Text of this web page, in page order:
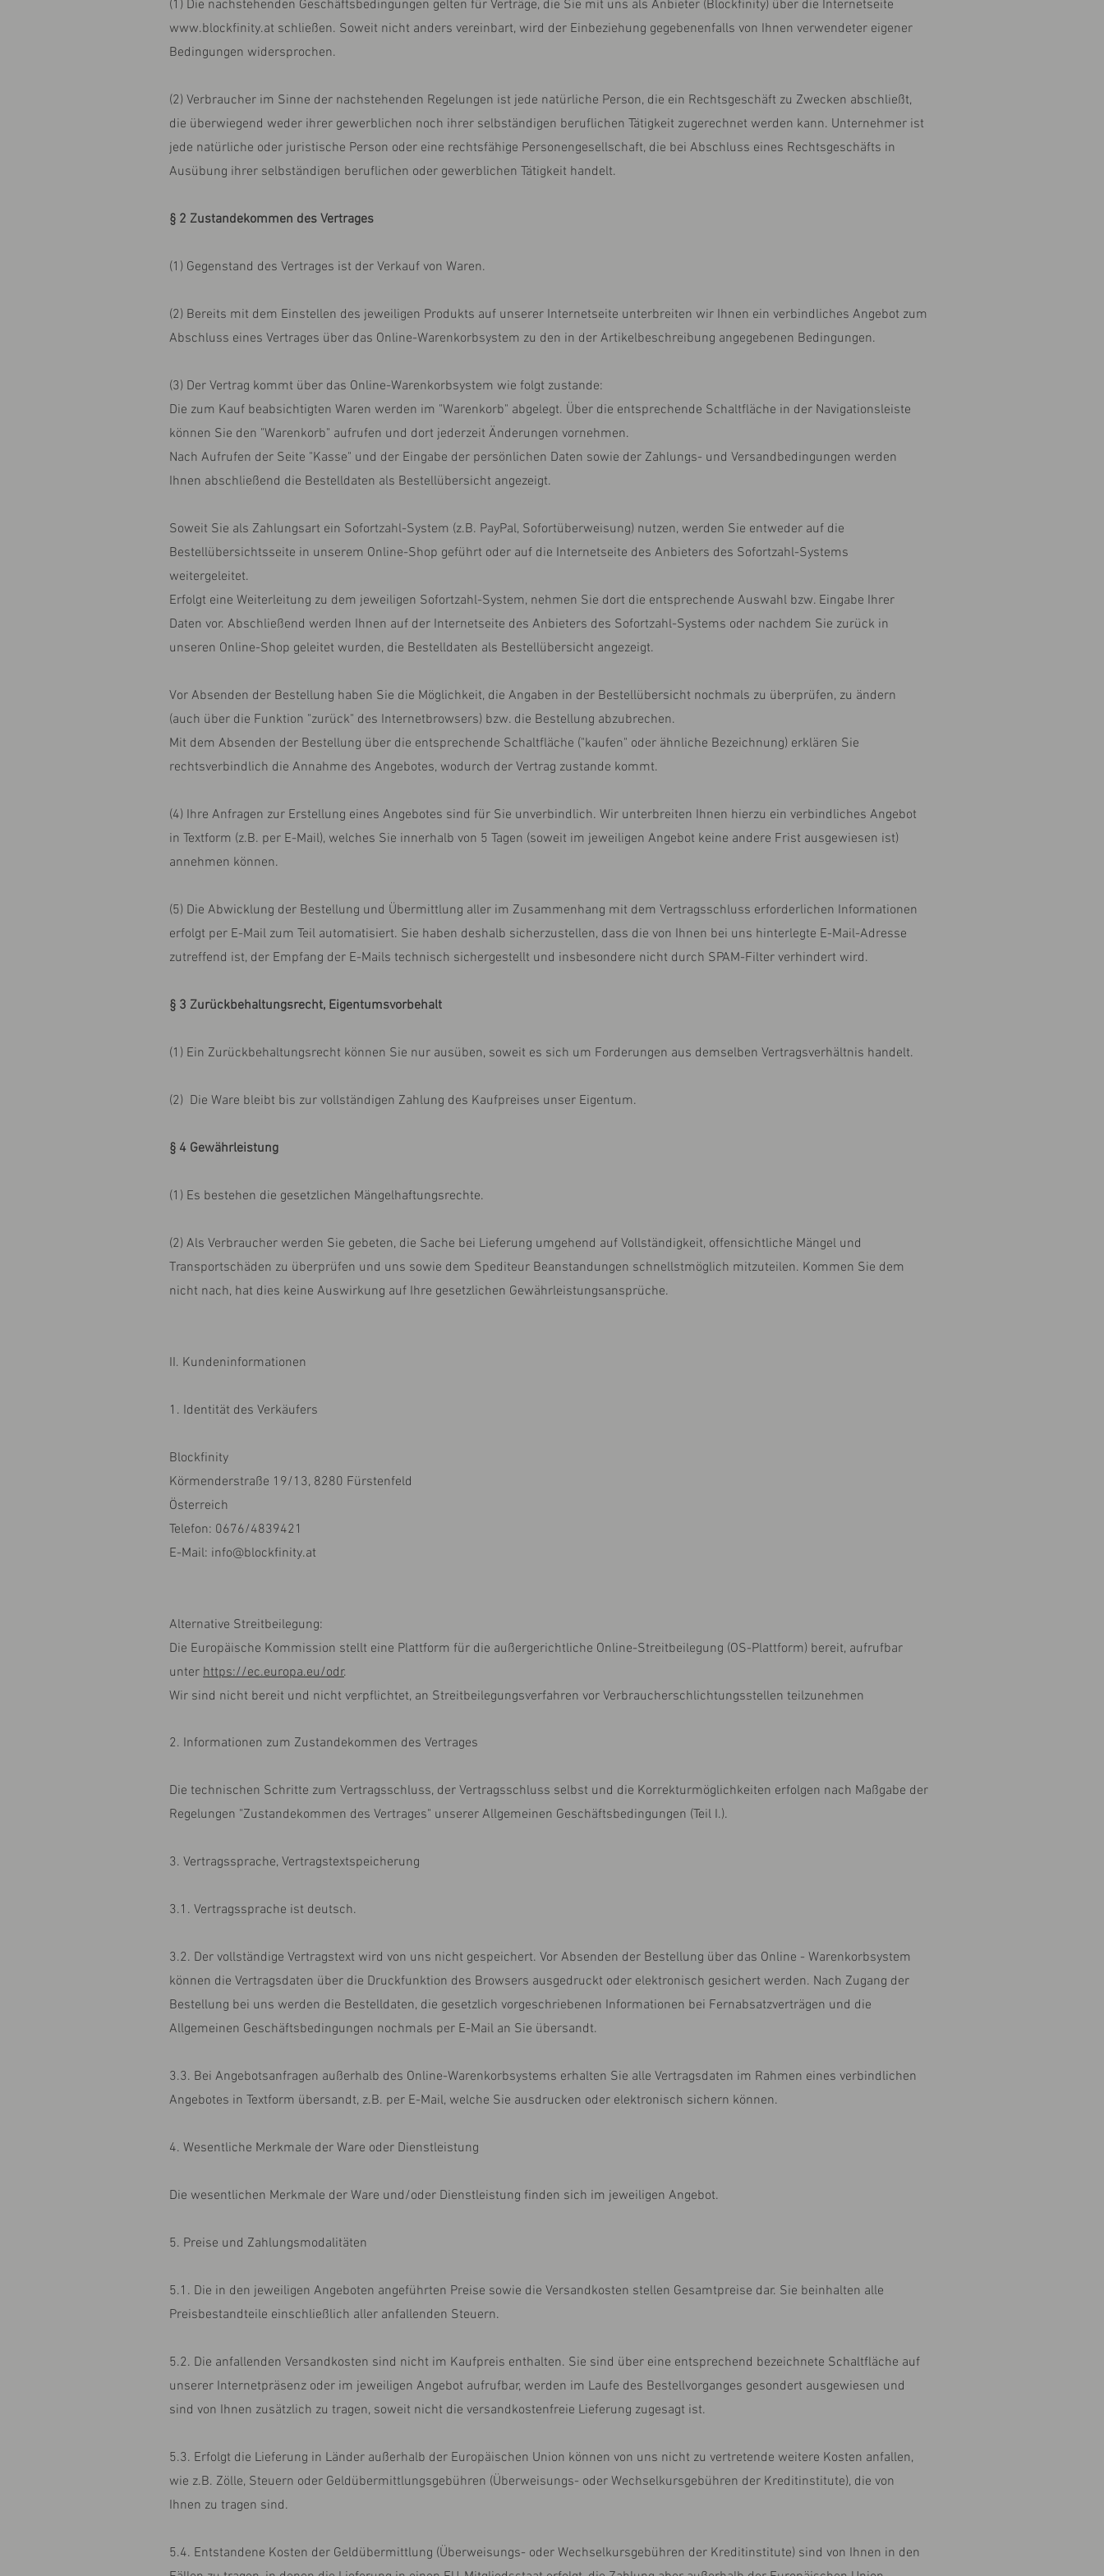
(1) Die nachstehenden Geschäftsbedingungen gelten für Verträge, die Sie mit uns als Anbieter (Blockfinity) über die Internetseite
www.blockfinity.at schließen. Soweit nicht anders vereinbart, wird der Einbeziehung gegebenenfalls von Ihnen verwendeter eigener
Bedingungen widersprochen.
(2) Verbraucher im Sinne der nachstehenden Regelungen ist jede natürliche Person, die ein Rechtsgeschäft zu Zwecken abschließt,
die überwiegend weder ihrer gewerblichen noch ihrer selbständigen beruflichen Tätigkeit zugerechnet werden kann. Unternehmer ist
jede natürliche oder juristische Person oder eine rechtsfähige Personengesellschaft, die bei Abschluss eines Rechtsgeschäfts in
Ausübung ihrer selbständigen beruflichen oder gewerblichen Tätigkeit handelt.
§ 2 Zustandekommen des Vertrages
(1) Gegenstand des Vertrages ist der Verkauf von Waren.
(2) Bereits mit dem Einstellen des jeweiligen Produkts auf unserer Internetseite unterbreiten wir Ihnen ein verbindliches Angebot zum
Abschluss eines Vertrages über das Online-Warenkorbsystem zu den in der Artikelbeschreibung angegebenen Bedingungen.
(3) Der Vertrag kommt über das Online-Warenkorbsystem wie folgt zustande:
Die zum Kauf beabsichtigten Waren werden im "Warenkorb" abgelegt. Über die entsprechende Schaltfläche in der Navigationsleiste
können Sie den "Warenkorb" aufrufen und dort jederzeit Änderungen vornehmen.
Nach Aufrufen der Seite "Kasse" und der Eingabe der persönlichen Daten sowie der Zahlungs- und Versandbedingungen werden
Ihnen abschließend die Bestelldaten als Bestellübersicht angezeigt.
Soweit Sie als Zahlungsart ein Sofortzahl-System (z.B. PayPal, Sofortüberweisung) nutzen, werden Sie entweder auf die
Bestellübersichtsseite in unserem Online-Shop geführt oder auf die Internetseite des Anbieters des Sofortzahl-Systems
weitergeleitet.
Erfolgt eine Weiterleitung zu dem jeweiligen Sofortzahl-System, nehmen Sie dort die entsprechende Auswahl bzw. Eingabe Ihrer
Daten vor. Abschließend werden Ihnen auf der Internetseite des Anbieters des Sofortzahl-Systems oder nachdem Sie zurück in
unseren Online-Shop geleitet wurden, die Bestelldaten als Bestellübersicht angezeigt.
Vor Absenden der Bestellung haben Sie die Möglichkeit, die Angaben in der Bestellübersicht nochmals zu überprüfen, zu ändern
(auch über die Funktion "zurück" des Internetbrowsers) bzw. die Bestellung abzubrechen.
Mit dem Absenden der Bestellung über die entsprechende Schaltfläche ("kaufen" oder ähnliche Bezeichnung) erklären Sie
rechtsverbindlich die Annahme des Angebotes, wodurch der Vertrag zustande kommt.
(4) Ihre Anfragen zur Erstellung eines Angebotes sind für Sie unverbindlich. Wir unterbreiten Ihnen hierzu ein verbindliches Angebot
in Textform (z.B. per E-Mail), welches Sie innerhalb von 5 Tagen (soweit im jeweiligen Angebot keine andere Frist ausgewiesen ist)
annehmen können.
(5) Die Abwicklung der Bestellung und Übermittlung aller im Zusammenhang mit dem Vertragsschluss erforderlichen Informationen
erfolgt per E-Mail zum Teil automatisiert. Sie haben deshalb sicherzustellen, dass die von Ihnen bei uns hinterlegte E-Mail-Adresse
zutreffend ist, der Empfang der E-Mails technisch sichergestellt und insbesondere nicht durch SPAM-Filter verhindert wird.
§ 3 Zurückbehaltungsrecht, Eigentumsvorbehalt
(1) Ein Zurückbehaltungsrecht können Sie nur ausüben, soweit es sich um Forderungen aus demselben Vertragsverhältnis handelt.
(2) Die Ware bleibt bis zur vollständigen Zahlung des Kaufpreises unser Eigentum.
§ 4 Gewährleistung
(1) Es bestehen die gesetzlichen Mängelhaftungsrechte.
(2) Als Verbraucher werden Sie gebeten, die Sache bei Lieferung umgehend auf Vollständigkeit, offensichtliche Mängel und
Transportschäden zu überprüfen und uns sowie dem Spediteur Beanstandungen schnellstmöglich mitzuteilen. Kommen Sie dem
nicht nach, hat dies keine Auswirkung auf Ihre gesetzlichen Gewährleistungsansprüche.
II. Kundeninformationen
1. Identität des Verkäufers
Blockfinity
Körmenderstraße 19/13, 8280 Fürstenfeld
Österreich
Telefon: 0676/4839421
E-Mail: info@blockfinity.at
Alternative Streitbeilegung:
Die Europäische Kommission stellt eine Plattform für die außergerichtliche Online-Streitbeilegung (OS-Plattform) bereit, aufrufbar
unter https://ec.europa.eu/odr.
Wir sind nicht bereit und nicht verpflichtet, an Streitbeilegungsverfahren vor Verbraucherschlichtungsstellen teilzunehmen
2. Informationen zum Zustandekommen des Vertrages
Die technischen Schritte zum Vertragsschluss, der Vertragsschluss selbst und die Korrekturmöglichkeiten erfolgen nach Maßgabe der
Regelungen "Zustandekommen des Vertrages" unserer Allgemeinen Geschäftsbedingungen (Teil I.).
3. Vertragssprache, Vertragstextspeicherung
3.1. Vertragssprache ist deutsch.
3.2. Der vollständige Vertragstext wird von uns nicht gespeichert. Vor Absenden der Bestellung über das Online - Warenkorbsystem
können die Vertragsdaten über die Druckfunktion des Browsers ausgedruckt oder elektronisch gesichert werden. Nach Zugang der
Bestellung bei uns werden die Bestelldaten, die gesetzlich vorgeschriebenen Informationen bei Fernabsatzverträgen und die
Allgemeinen Geschäftsbedingungen nochmals per E-Mail an Sie übersandt.
3.3. Bei Angebotsanfragen außerhalb des Online-Warenkorbsystems erhalten Sie alle Vertragsdaten im Rahmen eines verbindlichen
Angebotes in Textform übersandt, z.B. per E-Mail, welche Sie ausdrucken oder elektronisch sichern können.
4. Wesentliche Merkmale der Ware oder Dienstleistung
Die wesentlichen Merkmale der Ware und/oder Dienstleistung finden sich im jeweiligen Angebot.
5. Preise und Zahlungsmodalitäten
5.1. Die in den jeweiligen Angeboten angeführten Preise sowie die Versandkosten stellen Gesamtpreise dar. Sie beinhalten alle
Preisbestandteile einschließlich aller anfallenden Steuern.
5.2. Die anfallenden Versandkosten sind nicht im Kaufpreis enthalten. Sie sind über eine entsprechend bezeichnete Schaltfläche auf
unserer Internetpräsenz oder im jeweiligen Angebot aufrufbar, werden im Laufe des Bestellvorganges gesondert ausgewiesen und
sind von Ihnen zusätzlich zu tragen, soweit nicht die versandkostenfreie Lieferung zugesagt ist.
5.3. Erfolgt die Lieferung in Länder außerhalb der Europäischen Union können von uns nicht zu vertretende weitere Kosten anfallen,
wie z.B. Zölle, Steuern oder Geldübermittlungsgebühren (Überweisungs- oder Wechselkursgebühren der Kreditinstitute), die von
Ihnen zu tragen sind.
5.4. Entstandene Kosten der Geldübermittlung (Überweisungs- oder Wechselkursgebühren der Kreditinstitute) sind von Ihnen in den